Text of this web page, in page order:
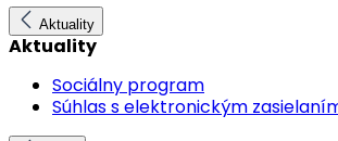
Aktuality
Aktuality
Sociálny program
Súhlas s elektronickým